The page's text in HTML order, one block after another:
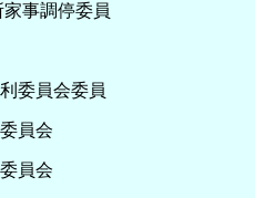
事調停委員
委員会委員
員会
員会